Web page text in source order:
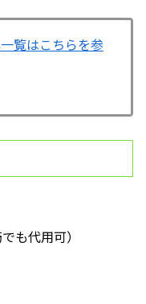
覧はこちらを参
も代用可）